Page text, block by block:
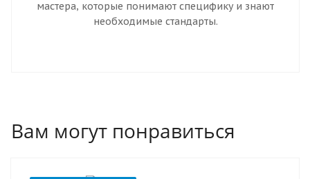
мастера, которые понимают специфику и знают
необходимые стандарты.
эксплуатации.
Вам могут понравиться